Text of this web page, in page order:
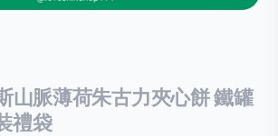
山脈薄荷朱古力夾心餅 鐵罐
禮袋